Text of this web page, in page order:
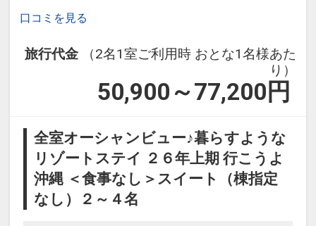
口コミを見る
旅行代金
（2名1室ご利用時 おとな1名様あた
り）
50,900～77,200 円
全室オーシャンビュー♪暮らすような
リゾートステイ ２６年上期 行こうよ
沖縄 ＜食事なし＞スイート（棟指定
なし）２～４名